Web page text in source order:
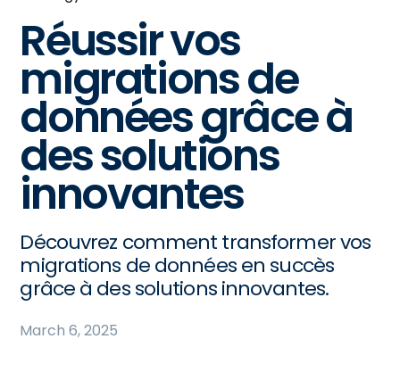
Réussir vos
migrations de
données grâce à
des solutions
innovantes
Découvrez comment transformer vos
migrations de données en succès
grâce à des solutions innovantes.
March 6, 2025